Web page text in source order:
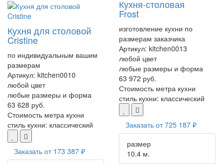
Кухня для столовой
Cristine
по индивидуальным вашим
размерам
Артикул: kitchen0010
любой цвет
любые размеры и форма
63 628 руб.
Стоимость метра кухни
стиль кухни: классический
Заказать от 173 387 ₽
Кухня-столовая
Frost
изготовление кухни по
размерам заказчика
Артикул: kitchen0013
любой цвет
любые размеры и форма
63 972 руб.
Стоимость метра кухни
стиль кухни: классический
Заказать от725 187 ₽
размер
10.4 м.